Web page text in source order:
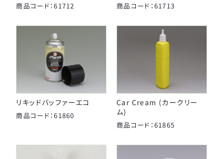
商品コード：61712 商品コード：61713
リキッドバッファーエコ
商品コード：61860
Car Cream (カークリー
ム)
商品コード：61865